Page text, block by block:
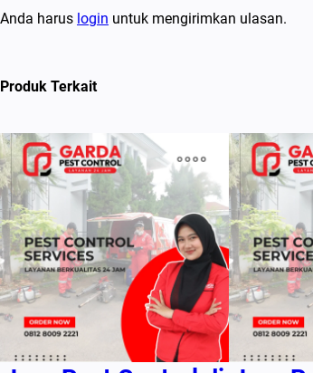
Anda harus login untuk mengirimkan ulasan.
Produk Terkait